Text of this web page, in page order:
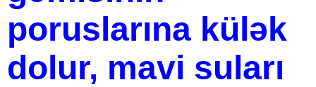
poruslarına külək
dolur, mavi suları